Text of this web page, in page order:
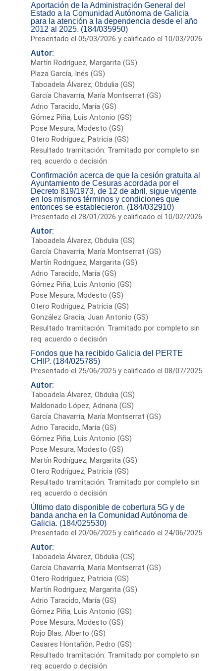
Aportación de la Administración General del
Estado a la Comunidad Autónoma de Galicia
para la atención a la dependencia desde el año
2012 al 2025. (184/035950)
Presentado el 05/03/2026 y calificado el 10/03/2026
Autor:
Martín Rodríguez, Margarita (GS)
Plaza García, Inés (GS)
Taboadela Álvarez, Obdulia (GS)
García Chavarría, María Montserrat (GS)
Adrio Taracido, María (GS)
Gómez Piña, Luis Antonio (GS)
Pose Mesura, Modesto (GS)
Otero Rodríguez, Patricia (GS)
Resultado tramitación: Tramitado por completo sin
req. acuerdo o decisión
Confirmación acerca de que la cesión gratuita al
Ayuntamiento de Cesuras acordada por el
Decreto 819/1973, de 12 de abril, sigue vigente
en los mismos términos y condiciones que
entonces se establecieron. (184/032910)
Presentado el 28/01/2026 y calificado el 10/02/2026
Autor:
Taboadela Álvarez, Obdulia (GS)
García Chavarría, María Montserrat (GS)
Martín Rodríguez, Margarita (GS)
Adrio Taracido, María (GS)
Gómez Piña, Luis Antonio (GS)
Pose Mesura, Modesto (GS)
Otero Rodríguez, Patricia (GS)
González Gracia, Juan Antonio (GS)
Resultado tramitación: Tramitado por completo sin
req. acuerdo o decisión
Fondos que ha recibido Galicia del PERTE
CHIP. (184/025785)
Presentado el 25/06/2025 y calificado el 08/07/2025
Autor:
Taboadela Álvarez, Obdulia (GS)
Maldonado López, Adriana (GS)
García Chavarría, María Montserrat (GS)
Adrio Taracido, María (GS)
Gómez Piña, Luis Antonio (GS)
Pose Mesura, Modesto (GS)
Martín Rodríguez, Margarita (GS)
Otero Rodríguez, Patricia (GS)
Resultado tramitación: Tramitado por completo sin
req. acuerdo o decisión
Último dato disponible de cobertura 5G y de
banda ancha en la Comunidad Autónoma de
Galicia. (184/025530)
Presentado el 20/06/2025 y calificado el 24/06/2025
Autor:
Taboadela Álvarez, Obdulia (GS)
García Chavarría, María Montserrat (GS)
Otero Rodríguez, Patricia (GS)
Martín Rodríguez, Margarita (GS)
Adrio Taracido, María (GS)
Gómez Piña, Luis Antonio (GS)
Pose Mesura, Modesto (GS)
Rojo Blas, Alberto (GS)
Casares Hontañón, Pedro (GS)
Resultado tramitación: Tramitado por completo sin
req. acuerdo o decisión